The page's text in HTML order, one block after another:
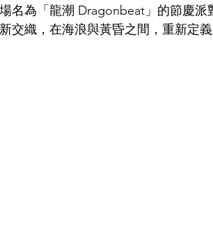
名為「龍潮 Dragonbeat」的節慶派
交織，在海浪與黃昏之間，重新定